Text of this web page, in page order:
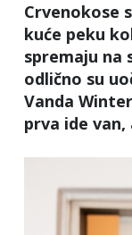
Crvenokose
kuće peku
spremaju na
odlično su
Vanda
prva ide